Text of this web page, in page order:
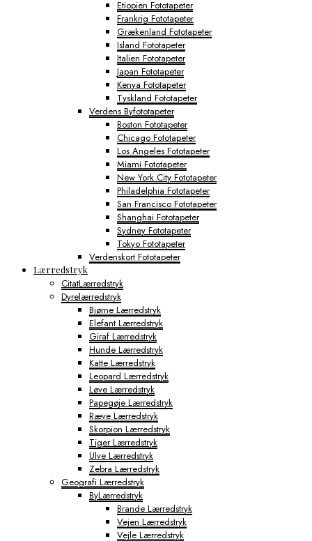
Etiopien Fototapeter
Frankrig Fototapeter
Grækenland Fototapeter
Island Fototapeter
Italien Fototapeter
Japan Fototapeter
Kenya Fototapeter
Tyskland Fototapeter
Verdens Byfototapeter
Boston Fototapeter
Chicago Fototapeter
Los Angeles Fototapeter
Miami Fototapeter
New York City Fototapeter
Philadelphia Fototapeter
San Francisco Fototapeter
Shanghai Fototapeter
Sydney Fototapeter
Tokyo Fototapeter
Verdenskort Fototapeter
Lærredstryk
CitatLærredstryk
Dyrelærredstryk
Bjørne Lærredstryk
Elefant Lærredstryk
Giraf Lærredstryk
Hunde Lærredstryk
Katte Lærredstryk
Leopard Lærredstryk
Løve Lærredstryk
Papegøje Lærredstryk
Ræve Lærredstryk
Skorpion Lærredstryk
Tiger Lærredstryk
Ulve Lærredstryk
Zebra Lærredstryk
Geografi Lærredstryk
ByLærredstryk
Brande Lærredstryk
Vejen Lærredstryk
Vejle Lærredstryk